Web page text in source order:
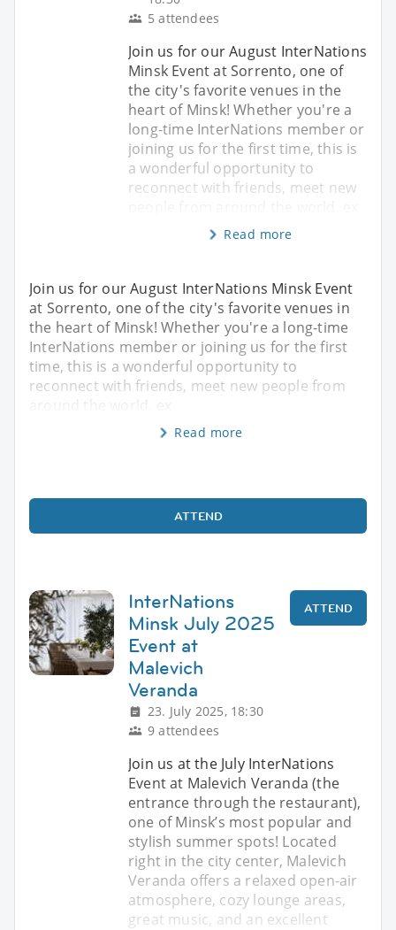
5 attendees
Join us for our August InterNations
Minsk Event at Sorrento, one of
the city's favorite venues in the
heart of Minsk! Whether you're a
long-time InterNations member or
joining us for the first time, this is
a wonderful opportunity to
reconnect with friends, meet new
Read more
Join us for our August InterNations Minsk Event
at Sorrento, one of the city's favorite venues in
the heart of Minsk! Whether you're a long-time
InterNations member or joining us for the first
time, this is a wonderful opportunity to
reconnect with friends, meet new people from
Read more
ATTEND
InterNations
Minsk July 2025
Event at
Malevich
Veranda
23. July 2025, 18:30
9 attendees
ATTEND
Join us at the July InterNations
Event at Malevich Veranda (the
entrance through the restaurant),
one of Minsk’s most popular and
stylish summer spots! Located
right in the city center, Malevich
Veranda offers a relaxed open-air
atmosphere, cozy lounge areas,
great music, and an excellent